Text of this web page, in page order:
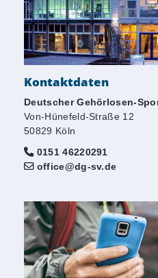
Kontaktdaten
Deutscher Gehörlosen-
Von-Hünefeld-Straße 12
50829 Köln
0151 46220291
office@dg-sv.de